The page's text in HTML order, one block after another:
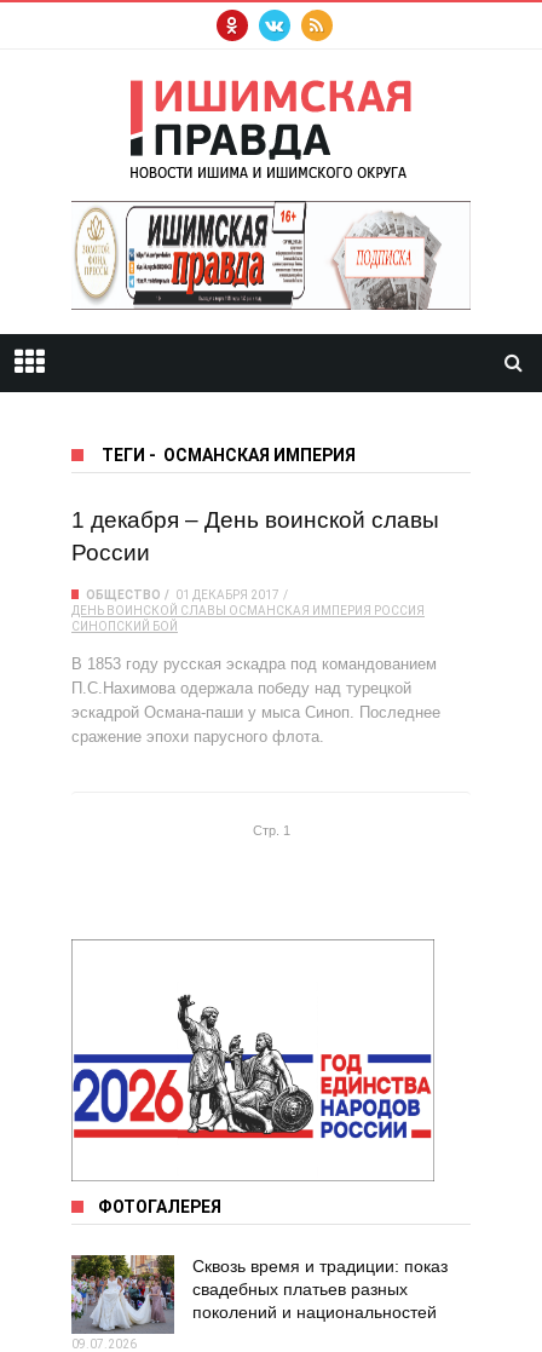
ТЕГИ - ОСМАНСКАЯ ИМПЕРИЯ
1 декабря – День воинской славы
России
ОБЩЕСТВО
01 ДЕКАБРЯ 2017
ДЕНЬ ВОИНСКОЙ СЛАВЫ ОСМАНСКАЯ ИМПЕРИЯ РОССИЯ
СИНОПСКИЙ БОЙ
В 1853 году русская эскадра под командованием
П.С.Нахимова одержала победу над турецкой
эскадрой Османа-паши у мыса Синоп. Последнее
сражение эпохи парусного флота.
Стр. 1
ФОТОГАЛЕРЕЯ
Сквозь время и традиции: показ
свадебных платьев разных
поколений и национальностей
09.07.2026